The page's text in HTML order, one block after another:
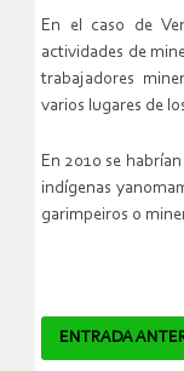
En el caso de
actividades de
trabajadores
varios lugares de
En 2010 se
indígenas
garimpeiros o
ENTRADA